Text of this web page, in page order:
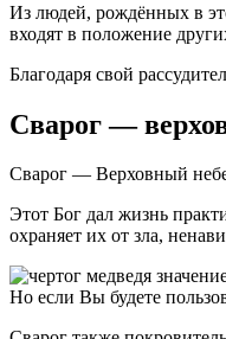
Из людей, рождённых в
входят в положение
Благодаря свой
Сварог —
Сварог — Верховный
Этот Бог дал жизнь
охраняет их от зла,
Но если Вы будете